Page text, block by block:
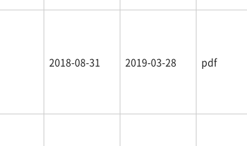
2018-08-31 2019-03-28 pdf